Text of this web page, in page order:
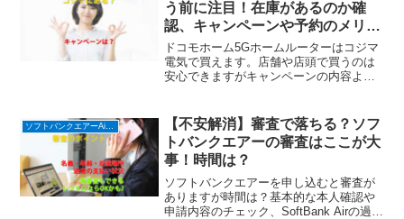
う前に注目！在庫があるのか確
認、キャンペーンや予約のメリッ
トは？
ドコモホーム5Gホームルーターはコジマ
電気で買えます。店舗や店頭で買うのは
安心できますがキャンペーンの内容より
込みが早く忙しいあなたにピッタリ！値
引き交渉はキャンペーン以上の要求は難
しいです。保証はどこで買っても同じで
す。
ソフトバンクエアーAirターミナル６ (ホームルーター)
【不安解消】審査で落ちる？ソフ
トバンクエアーの審査はここが大
事！時間は？
ソフトバンクエアーを申し込むと審査が
ありますが時間は？基本的な本人確認や
申請内容のチェック、SoftBank Airの過去